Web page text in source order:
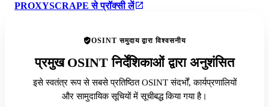
PROXYSCRAPE से प्रॉक्सी लें
OSINT समुदाय द्वारा विश्वसनीय
प्रमुख OSINT निर्देशिकाओं द्वारा अनुशंसित
इसे स्वतंत्र रूप से सबसे प्रतिष्ठित OSINT संदर्भों, कार्यप्रणालियों
और सामुदायिक सूचियों में सूचीबद्ध किया गया है।